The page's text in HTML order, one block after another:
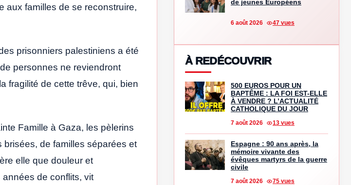
aux familles de se reconstruire,
prisonniers palestiniens a été
personnes ne reviendront
fragilité de cette trêve, qui, bien
Famille à Gaza, les pèlerins
brisées, de familles séparées et
elle que douleur et
de conflits, vit
de jeunes Européens
6 août 2026 47 vues
À REDÉCOUVRIR
500 EUROS POUR UN
BAPTÊME : LA FOI EST-ELLE
À VENDRE ? L’ACTUALITÉ
CATHOLIQUE DU JOUR
7 août 2026 13 vues
Espagne : 90 ans après, la
mémoire vivante des
évêques martyrs de la guerre
civile
7 août 2026 75 vues